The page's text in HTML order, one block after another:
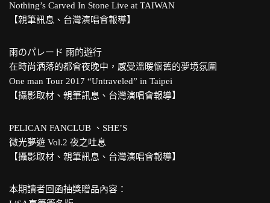
Nothing’s Carved In Stone Live at TAIWAN
【親筆訊息、台灣演唱會報導】
雨のパレード 雨的遊行
在時尚洒落的都會夜晚中，感受溫暖懷舊的夢境氛圍
One man Tour 2017 “Untraveled” in Taipei
【攝影取材、親筆訊息、台灣演唱會報導】
PELICAN FANCLUB 、SHE’S
微光夢遊 Vol.2 夜之吐息
【攝影取材、親筆訊息、台灣演唱會報導】
本期讀者回函抽獎贈品內容：